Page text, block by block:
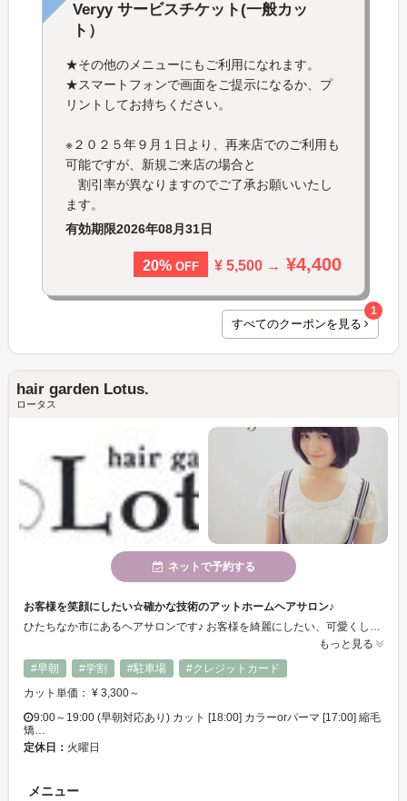
Veryy サービスチケット(一般カッ
ト）
★その他のメニューにもご利用になれます。
★スマートフォンで画面をご提示になるか、プ
リントしてお持ちください。
※２０２５年９月１日より、再来店でのご利用も
可能ですが、新規ご来店の場合と
割引率が異なりますのでご了承お願いいたし
ます。
有効期限2026年08月31日
20% OFF ¥ 5,500 → ¥4,400
すべてのクーポンを見る
1
hair garden Lotus.
ロータス
ネットで予約する
お客様を笑顔にしたい☆確かな技術のアットホームヘアサロン♪
ひたちなか市にあるヘアサロンです♪ お客様を綺麗にしたい、可愛くしたい、かっこよくしたい、笑顔にしたい、という想いを大切に日々努めております！豊富なメニューと「似合うヘア」と「扱いやすいヘア」をテーマに、再現性の高いと評判のカット技術が魅力のひとつ！まずはお問い合わせください☆
もっと見る
#早朝
#学割 #駐車場
#クレジットカード
カット単価： ¥ 3,300～
9:00～19:00 (早朝対応あり) カット [18:00] カラーorパーマ [17:00] 縮毛
矯…
定休日： 火曜日
メニュー